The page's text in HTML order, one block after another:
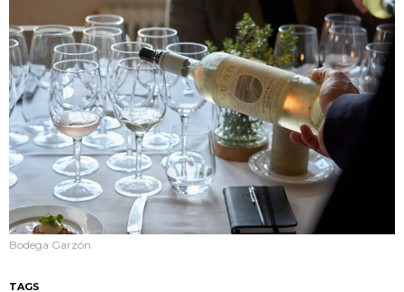
Bodega Garzón
TAGS